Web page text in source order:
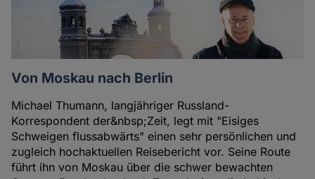
Von Moskau nach Berlin
Michael Thumann, langjähriger Russland-
Korrespondent der&nbsp;Zeit, legt mit "Eisiges
Schweigen flussabwärts" einen sehr persönlichen und
zugleich hochaktuellen Reisebericht vor. Seine Route
führt ihn von Moskau über die schwer bewachten